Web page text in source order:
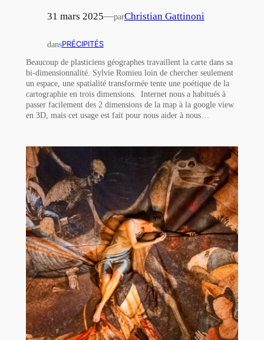
31 mars 2025—parChristian Gattinoni
dansPRÉCIPITÉS
Beaucoup de plasticiens géographes travaillent la carte dans sa
bi-dimensionnalité. Sylvie Romieu loin de chercher seulement
un espace, une spatialité transformée tente une poétique de la
cartographie en trois dimensions. Internet nous a habitués à
passer facilement des 2 dimensions de la map à la google view
en 3D, mais cet usage est fait pour nous aider à nous…